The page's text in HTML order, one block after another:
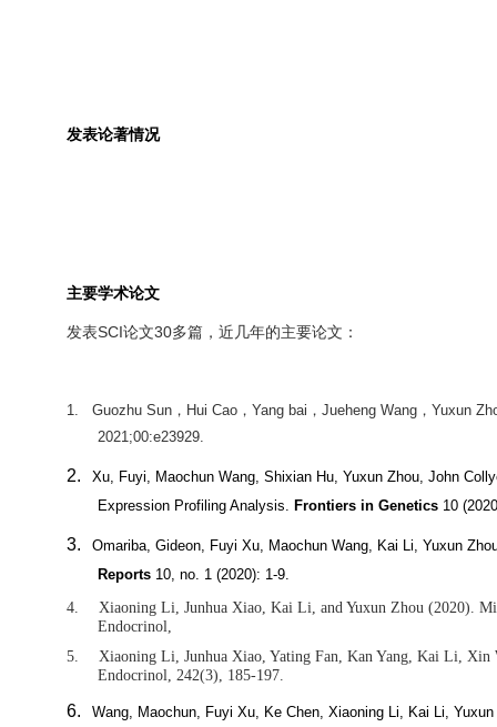
发表论著情况
主要学术论文
发表SCI论文30多篇，近几年的主要论文：
1. Guozhu Sun ， Hui Cao ， Yang bai ， Jueheng Wang ， Yuxun
2021;00:e23929.
2.
Xu, Fuyi, Maochun Wang, Shixian Hu, Yuxun Zhou, John
Expression Profiling Analysis. Frontiers in Genetics 10
3.
Omariba, Gideon, Fuyi Xu, Maochun Wang, Kai Li, Yuxun
Reports 10, no. 1 (2020): 1-9.
4.
Xiaoning Li, Junhua Xiao, Kai Li, and Yuxun Zhou (2020).
Endocrinol,
5.
Xiaoning Li, Junhua Xiao, Yating Fan, Kan Yang, Kai Li, Xin
Endocrinol, 242(3), 185-197.
6.
Wang, Maochun, Fuyi Xu, Ke Chen, Xiaoning Li, Kai Li,